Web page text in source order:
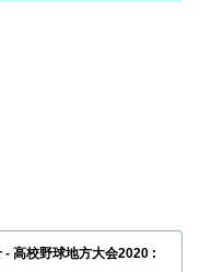
- 高校野球地方大会2020 :